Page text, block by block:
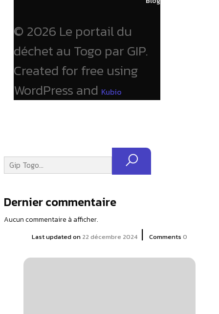
© 2026 Le portail du
déchet au Togo par GIP.
Created for free using
WordPress and Kubio
Dernier commentaire
Aucun commentaire à afficher.
Last updated on 22 décembre 2024 | Comments 0